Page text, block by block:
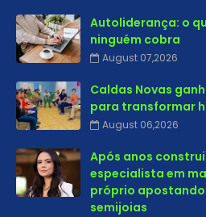
Autoliderança: o
ninguém cobra
August 07,2026
Caldas Novas
para transformar
August 06,2026
Após anos
especialista em
próprio
semijoias